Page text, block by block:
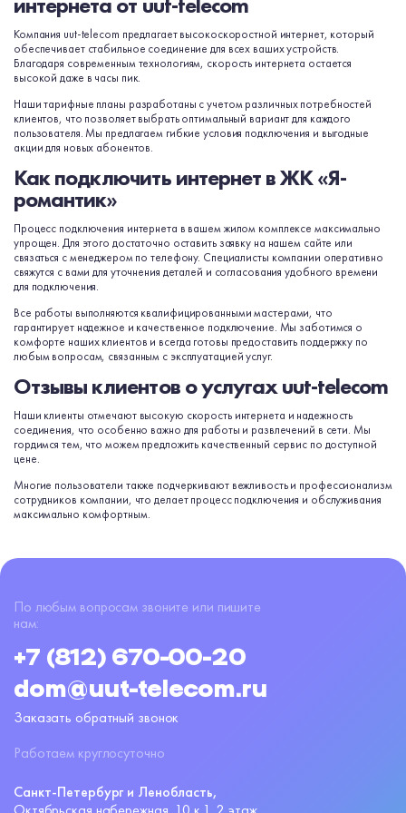
Компания uut-telecom предлагает высокоскоростной интернет, который
обеспечивает стабильное соединение для всех ваших устройств.
Благодаря современным технологиям, скорость интернета остается
высокой даже в часы пик.
Наши тарифные планы разработаны с учетом различных потребностей
клиентов, что позволяет выбрать оптимальный вариант для каждого
пользователя. Мы предлагаем гибкие условия подключения и выгодные
акции для новых абонентов.
Как подключить интернет в ЖК «Я-
романтик»
Процесс подключения интернета в вашем жилом комплексе максимально
упрощен. Для этого достаточно оставить заявку на нашем сайте или
связаться с менеджером по телефону. Специалисты компании оперативно
свяжутся с вами для уточнения деталей и согласования удобного времени
для подключения.
Все работы выполняются квалифицированными мастерами, что
гарантирует надежное и качественное подключение. Мы заботимся о
комфорте наших клиентов и всегда готовы предоставить поддержку по
любым вопросам, связанным с эксплуатацией услуг.
Отзывы клиентов о услугах uut-telecom
Наши клиенты отмечают высокую скорость интернета и надежность
соединения, что особенно важно для работы и развлечений в сети. Мы
гордимся тем, что можем предложить качественный сервис по доступной
цене.
Многие пользователи также подчеркивают вежливость и профессионализм
сотрудников компании, что делает процесс подключения и обслуживания
максимально комфортным.
По любым вопросам звоните или пишите
нам:
+7 (812) 670-00-20
dom@uut-telecom.ru
Заказать обратный звонок
Работаем круглосуточно
Санкт-Петербург и Ленобласть,